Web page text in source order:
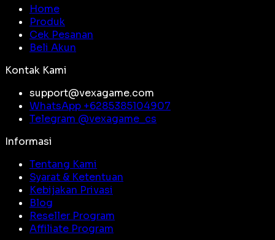
Home
Produk
Cek Pesanan
Beli Akun
Kontak Kami
support@vexagame.com
WhatsApp +6285385104907
Telegram @vexagame_cs
Informasi
Tentang Kami
Syarat & Ketentuan
Kebijakan Privasi
Blog
Reseller Program
Affiliate Program